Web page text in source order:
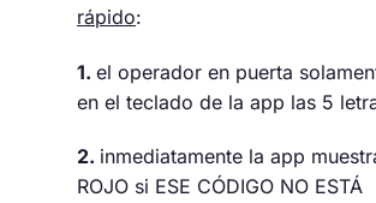
rápido:
1. el operador en puerta
en el teclado de la app las 5
2. inmediatamente la app
ROJO si ESE CÓDIGO NO ESTÁ